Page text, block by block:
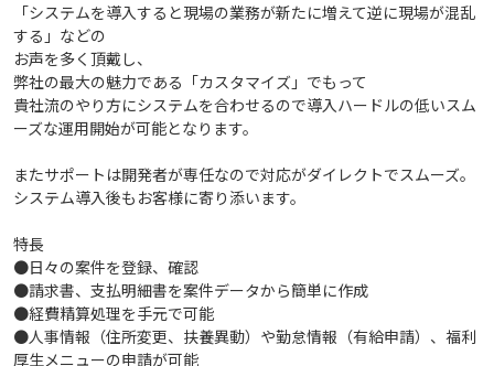
「システムを導入すると現場の業務が新たに増えて逆に現場が混乱
する」などの
お声を多く頂戴し、
弊社の最大の魅力である「カスタマイズ」でもって
貴社流のやり方にシステムを合わせるので導入ハードルの低いスム
ーズな運用開始が可能となります。
またサポートは開発者が専任なので対応がダイレクトでスムーズ。
システム導入後もお客様に寄り添います。
特長
●日々の案件を登録、確認
●請求書、支払明細書を案件データから簡単に作成
●経費精算処理を手元で可能
●人事情報（住所変更、扶養異動）や勤怠情報（有給申請）、福利
厚生メニューの申請が可能